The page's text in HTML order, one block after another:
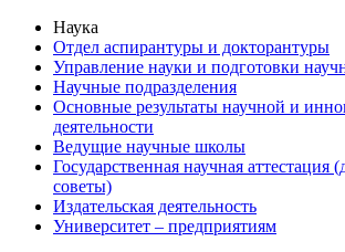
Наука
Отдел аспирантуры и докторантуры
Управление науки и подготовки
Научные подразделения
Основные результаты научной и
деятельности
Ведущие научные школы
Государственная научная аттестация
советы)
Издательская деятельность
Университет – предприятиям